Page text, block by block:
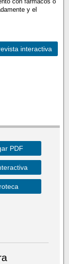
y el
interactiva
PDF